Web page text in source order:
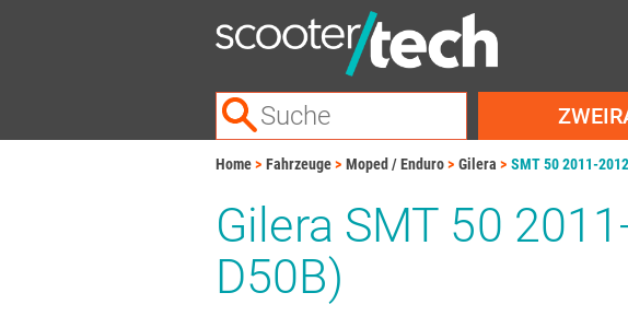
Home Fahrzeuge Moped / Enduro Gilera SMT 50 2011-
Gilera SMT 50
D50B)